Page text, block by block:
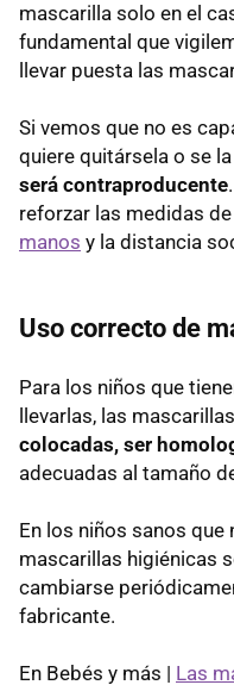
mascarilla solo en el
fundamental que
llevar puesta las
Si vemos que no es
quiere quitársela o se
será contraproducente
reforzar las medidas
manos y la distancia
Uso correcto de
Para los niños que
llevarlas, las mascarillas
colocadas, ser
adecuadas al tamaño
En los niños sanos
mascarillas higiénicas
cambiarse
fabricante.
En Bebés y más | Las